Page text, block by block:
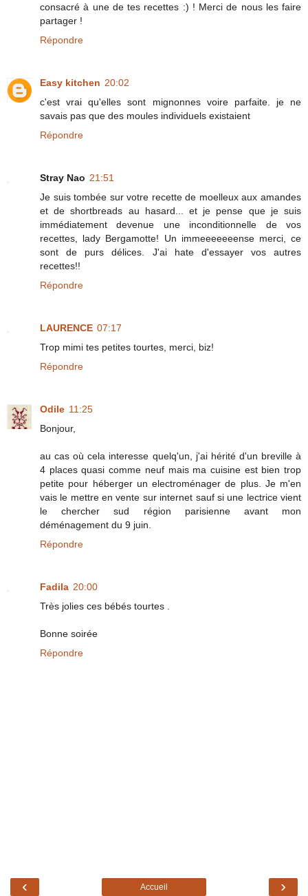
consacré à une de tes recettes :) ! Merci de nous les faire
partager !
Répondre
Easy kitchen 20:02
c'est vrai qu'elles sont mignonnes voire parfaite. je ne
savais pas que des moules individuels existaient
Répondre
Stray Nao 21:51
Je suis tombée sur votre recette de moelleux aux amandes
et de shortbreads au hasard... et je pense que je suis
immédiatement devenue une inconditionnelle de vos
recettes, lady Bergamotte! Un immeeeeeeense merci, ce
sont de purs délices. J'ai hate d'essayer vos autres
recettes!!
Répondre
LAURENCE 07:17
Trop mimi tes petites tourtes, merci, biz!
Répondre
Odile 11:25
Bonjour,
au cas où cela interesse quelq'un, j'ai hérité d'un breville à
4 places quasi comme neuf mais ma cuisine est bien trop
petite pour héberger un electroménager de plus. Je m'en
vais le mettre en vente sur internet sauf si une lectrice vient
le chercher sud région parisienne avant mon
déménagement du 9 juin.
Répondre
Fadila 20:00
Très jolies ces bébés tourtes .
Bonne soirée
Répondre
‹ ›
Accueil